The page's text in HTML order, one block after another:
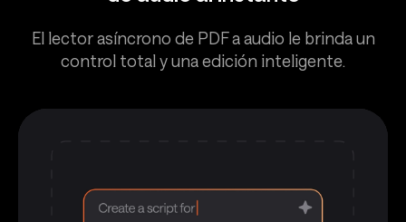
El lector asíncrono de PDF a audio le brinda un
control total y una edición inteligente.